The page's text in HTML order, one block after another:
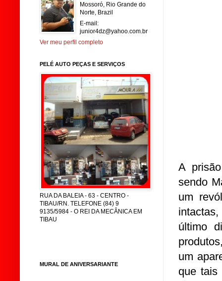
A
sendo
um
último
um
que tais
Mossoró, Rio Grande do
Norte, Brazil
E-mail:
junior4dz@yahoo.com.br
Ver meu perfil completo
PELÉ AUTO PEÇAS E SERVIÇOS
RUA DA BALEIA - 63 - CENTRO -
TIBAU/RN. TELEFONE (84) 9
9135/5984 - O REI DA MECÂNICA EM
TIBAU
MURAL DE ANIVERSARIANTE